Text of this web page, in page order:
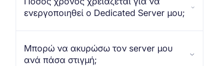
ενεργοποιηθεί ο Dedicated Server μου;
Μπορώ να ακυρώσω τον server μου
ανά πάσα στιγμή;